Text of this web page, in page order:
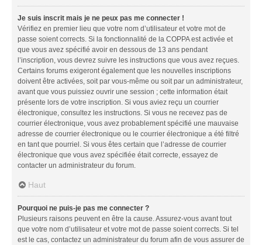
Je suis inscrit mais je ne peux pas me connecter !
Vérifiez en premier lieu que votre nom d’utilisateur et votre mot de
passe soient corrects. Si la fonctionnalité de la COPPA est activée et
que vous avez spécifié avoir en dessous de 13 ans pendant
l’inscription, vous devrez suivre les instructions que vous avez reçues.
Certains forums exigeront également que les nouvelles inscriptions
doivent être activées, soit par vous-même ou soit par un administrateur,
avant que vous puissiez ouvrir une session ; cette information était
présente lors de votre inscription. Si vous aviez reçu un courrier
électronique, consultez les instructions. Si vous ne recevez pas de
courrier électronique, vous avez probablement spécifié une mauvaise
adresse de courrier électronique ou le courrier électronique a été filtré
en tant que pourriel. Si vous êtes certain que l’adresse de courrier
électronique que vous avez spécifiée était correcte, essayez de
contacter un administrateur du forum.
Haut
Pourquoi ne puis-je pas me connecter ?
Plusieurs raisons peuvent en être la cause. Assurez-vous avant tout
que votre nom d’utilisateur et votre mot de passe soient corrects. Si tel
est le cas, contactez un administrateur du forum afin de vous assurer de